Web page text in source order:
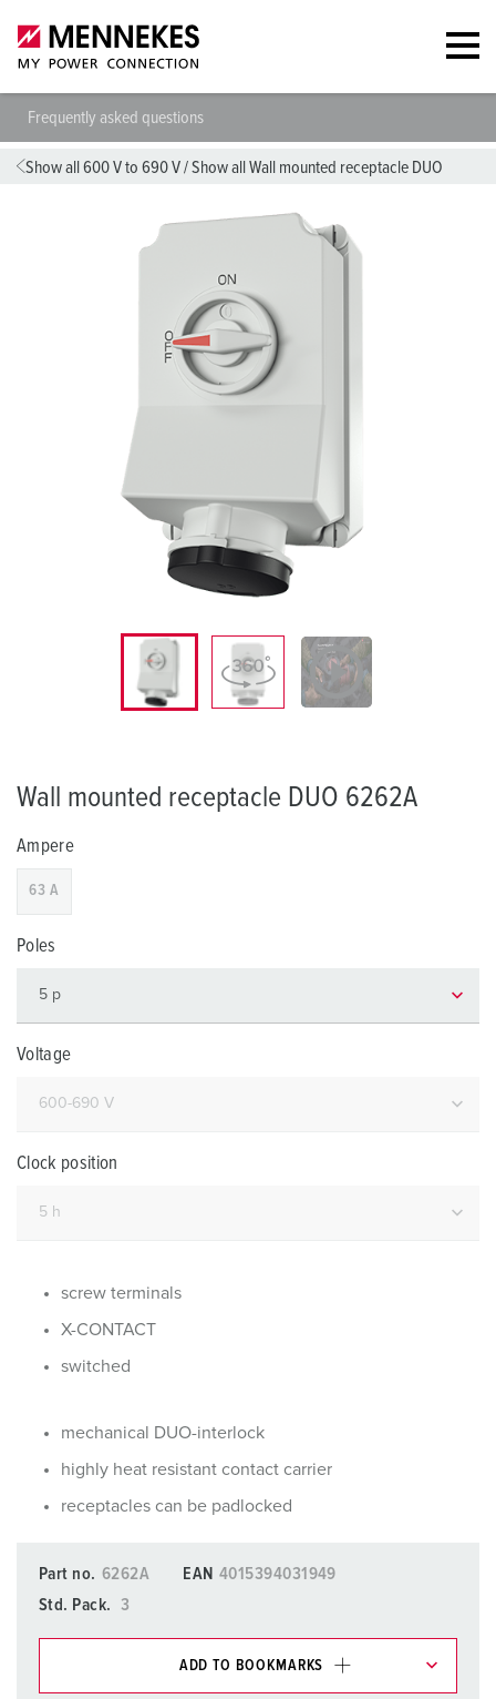
Frequently asked questions
Show all 600 V to 690 V/Show all Wall mounted receptacle DUO
Wall mounted receptacle DUO 6262A
Ampere
63 A
Poles
Voltage
Clock position
screw terminals
X-CONTACT
switched
mechanical DUO-interlock
highly heat resistant contact carrier
receptacles can be padlocked
Part no. 6262A EAN 4015394031949
Std. Pack.
3
ADD TO BOOKMARKS